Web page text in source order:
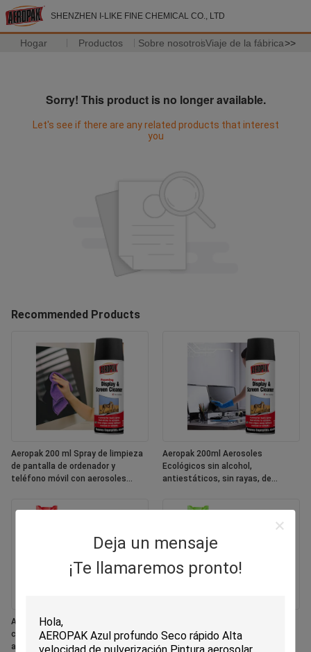
SHENZHEN I-LIKE FINE CHEMICAL CO., LTD
Hogar Productos Sobre nosotrosViaje de la fábrica>>
Deja un mensaje
¡Te llamaremos pronto!
Sorry! This product is no longer available.
Let's see if there are any related products that interest
you
Recommended Products
Aeropak 200 ml Spray de limpieza
de pantalla de ordenador y
teléfono móvil con aerosoles
Aeropak 200ml Aerosoles
Ecológicos sin alcohol,
antiestáticos, sin rayas, de
pantalla de colores personalizada
Aeropak 330ml Aerosol ecológico
con aroma de rosa, frescante de
aire, aerosol para uso en el hogar y
jazmín Uso Eliminador de olores
eficaz Eco-sencillo de larga